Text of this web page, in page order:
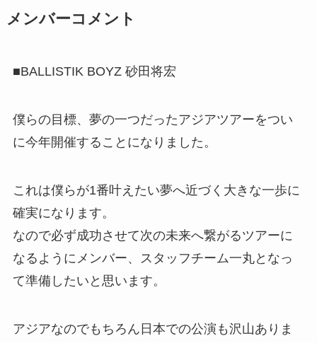
メンバーコメント
■BALLISTIK BOYZ 砂田将宏
僕らの目標、夢の一つだったアジアツアーをつい
に今年開催することになりました。
これは僕らが1番叶えたい夢へ近づく大きな一歩に
確実になります。
なので必ず成功させて次の未来へ繋がるツアーに
なるようにメンバー、スタッフチーム一丸となっ
て準備したいと思います。
アジアなのでもちろん日本での公演も沢山ありま